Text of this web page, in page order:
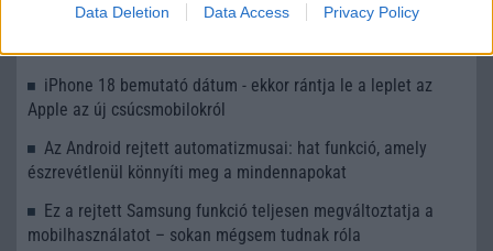
Data Deletion Data Access Privacy Policy
Számos népszerű Samsung Galaxy készülék kimarad a One
iPhone 18 bemutató dátum - ekkor rántja le a leplet az
Apple az új csúcsmobilokról
Az Android rejtett automatizmusai: hat funkció, amely
észrevétlenül könnyíti meg a mindennapokat
Ez a rejtett Samsung funkció teljesen megváltoztatja a
mobilhasználatot – sokan mégsem tudnak róla